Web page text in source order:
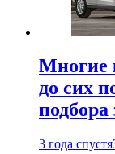
Многие
до сих
3 года спустя